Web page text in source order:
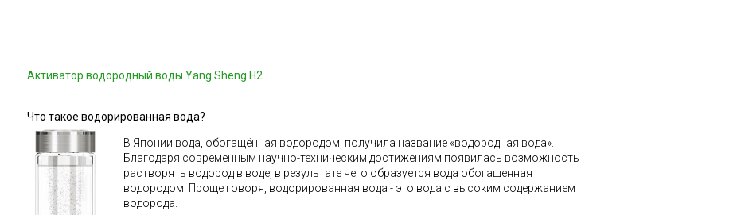
Aктиватор водородный воды Yang Sheng H2
Что такое водорированная вода?
В Японии вода, обогащённая водородом, получила название «водородная вода».
Благодаря современным научно-техническим достижениям появилась возможность
растворять водород в воде, в результате чего образуется вода обогащенная
водородом. Проще говоря, водорированная вода - это вода с высоким содержанием
водорода.